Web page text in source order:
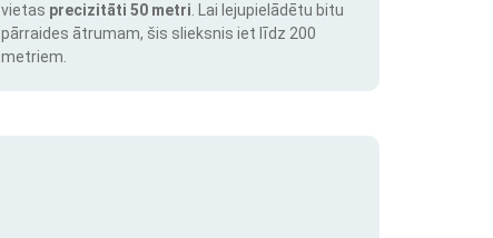
vietas precizitāti 50 metri . Lai lejupielādētu bitu
pārraides ātrumam, šis slieksnis iet līdz 200
metriem.